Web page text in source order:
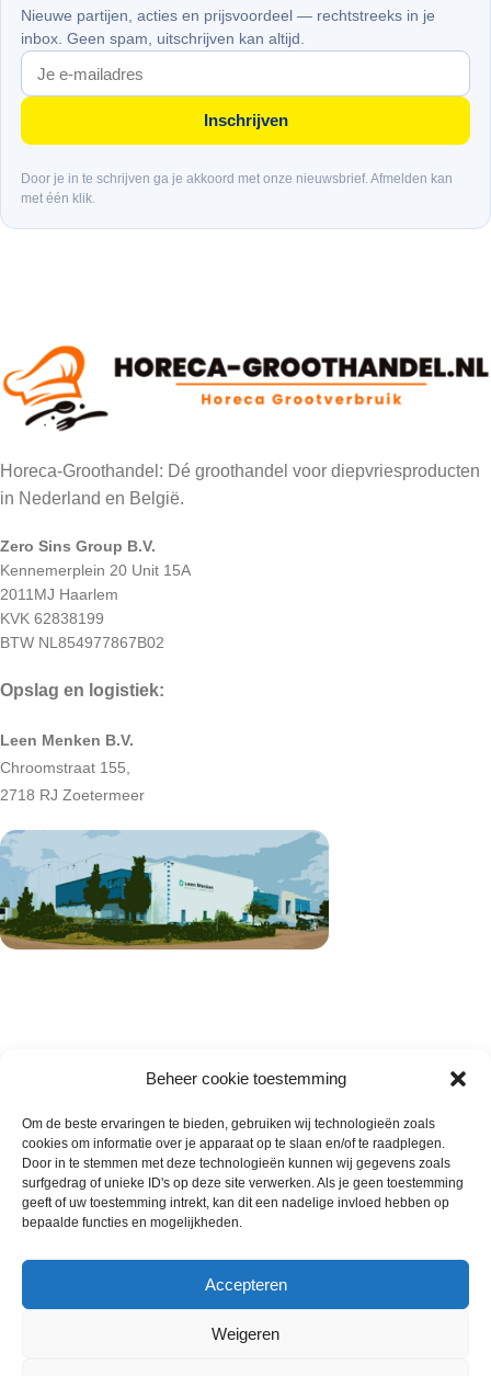
Beheer cookie toestemming
Om de beste ervaringen te bieden, gebruiken wij technologieën zoals
cookies om informatie over je apparaat op te slaan en/of te raadplegen.
Door in te stemmen met deze technologieën kunnen wij gegevens zoals
surfgedrag of unieke ID's op deze site verwerken. Als je geen toestemming
geeft of uw toestemming intrekt, kan dit een nadelige invloed hebben op
bepaalde functies en mogelijkheden.
Accepteren
Weigeren
Nieuwe partijen, acties en prijsvoordeel — rechtstreeks in je
inbox. Geen spam, uitschrijven kan altijd.
Inschrijven
Door je in te schrijven ga je akkoord met onze nieuwsbrief. Afmelden kan
met één klik.
Horeca-Groothandel: Dé groothandel voor diepvriesproducten
in Nederland en België.
Zero Sins Group B.V.
Kennemerplein 20 Unit 15A
2011MJ Haarlem
KVK 62838199
BTW NL854977867B02
Opslag en logistiek:
Leen Menken B.V.
Chroomstraat 155,
2718 RJ Zoetermeer
Wie zijn wij
Contact met onze inkoop
Klantenservice
Annuleer & Retourbeleid
Horeca-Groothandel